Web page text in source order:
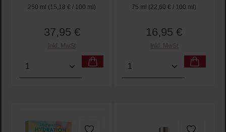
250 ml (15,18 € / 100 ml)
Regulärer Preis:
37,95 €
Inkl. MwSt
Produkt Anzahl: Gib den gewünschten Wert ein
75 ml (22,60 € / 100 ml)
Regulärer Preis:
16,95 €
Inkl. MwSt
Produkt Anzahl: Gib